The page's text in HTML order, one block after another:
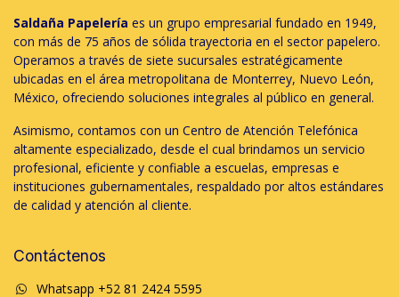
Saldaña Papelería es un grupo empresarial fundado en 1949,
con más de 75 años de sólida trayectoria en el sector papelero.
Operamos a través de siete sucursales estratégicamente
ubicadas en el área metropolitana de Monterrey, Nuevo León,
México, ofreciendo soluciones integrales al público en general.
Asimismo, contamos con un Centro de Atención Telefónica
altamente especializado, desde el cual brindamos un servicio
profesional, eficiente y confiable a escuelas, empresas e
instituciones gubernamentales, respaldado por altos estándares
de calidad y atención al cliente.
Contáctenos
Whatsapp +52 81 2424 5595